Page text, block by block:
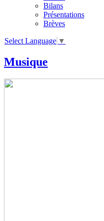
Bilans
Présentations
Brèves
Select Language ▼
Musique